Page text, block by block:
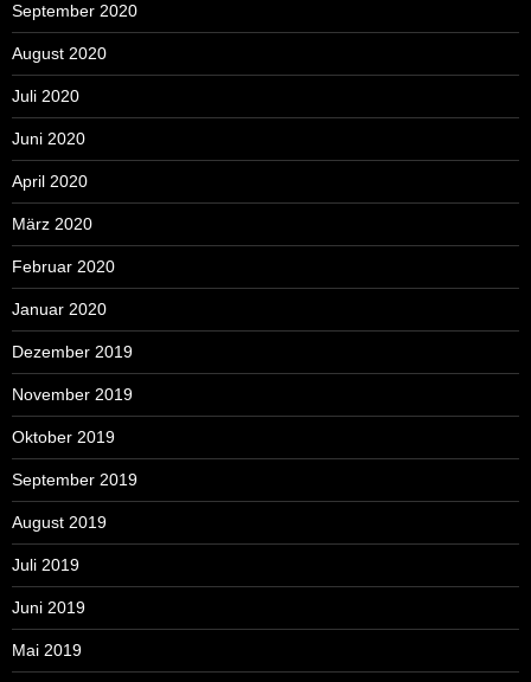
September 2020
August 2020
Juli 2020
Juni 2020
April 2020
März 2020
Februar 2020
Januar 2020
Dezember 2019
November 2019
Oktober 2019
September 2019
August 2019
Juli 2019
Juni 2019
Mai 2019